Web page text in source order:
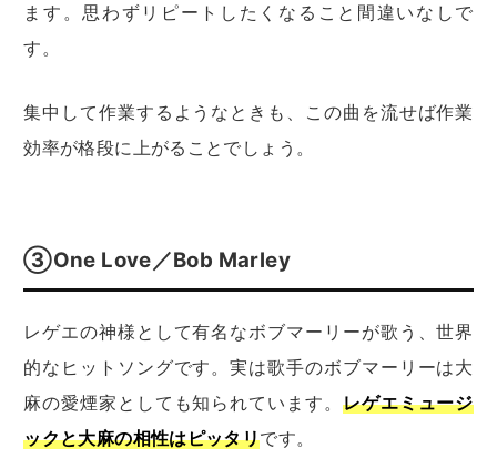
ます。思わずリピートしたくなること間違いなしで
す。
集中して作業するようなときも、この曲を流せば作業
効率が格段に上がることでしょう。
③One Love／Bob Marley
レゲエの神様として有名なボブマーリーが歌う、世界
的なヒットソングです。実は歌手のボブマーリーは大
麻の愛煙家としても知られています。 レゲエミュージ
ックと大麻の相性はピッタリです。